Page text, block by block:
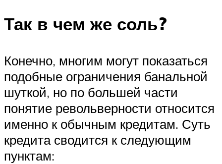
Так в чем же соль?
Конечно, многим могут показаться
подобные ограничения банальной
шуткой, но по большей части
понятие револьверности относится
именно к обычным кредитам. Суть
кредита сводится к следующим
пунктам: